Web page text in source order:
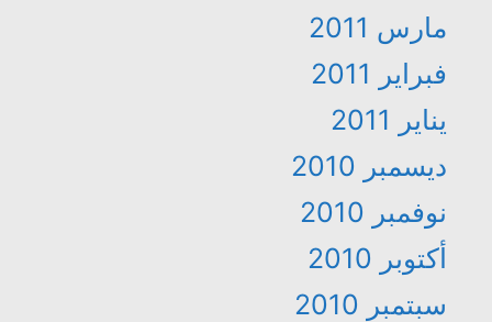
مارس 2011
فبراير 2011
يناير 2011
ديسمبر 2010
نوفمبر 2010
أكتوبر 2010
سبتمبر 2010